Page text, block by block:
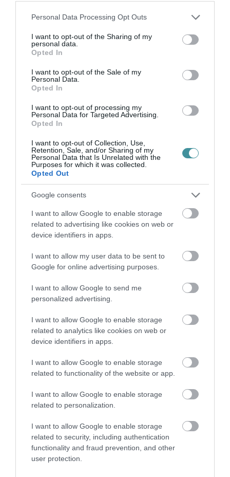
Please note that this website/app uses one or more Google
not limited to your visit or usage behaviour. You may click to
grant or deny consent to Google and its third-party tags to
use your data for below specified purposes in below Google
consent section.
Personal Data Processing Opt Outs
I want to opt-out of the Sharing of my
personal data.
Opted In
I want to opt-out of the Sale of my
Personal Data.
Opted In
I want to opt-out of processing my
Personal Data for Targeted Advertising.
Opted In
I want to opt-out of Collection, Use,
Retention, Sale, and/or Sharing of my
Personal Data that Is Unrelated with the
Purposes for which it was collected.
Opted Out
Google consents
I want to allow Google to enable storage
related to advertising like cookies on web or
device identifiers in apps.
I want to allow my user data to be sent to
Google for online advertising purposes.
I want to allow Google to send me
personalized advertising.
I want to allow Google to enable storage
related to analytics like cookies on web or
device identifiers in apps.
I want to allow Google to enable storage
related to functionality of the website or app.
I want to allow Google to enable storage
related to personalization.
I want to allow Google to enable storage
related to security, including authentication
functionality and fraud prevention, and other
user protection.
ÚJ MAGYAR KÜLÜGYI STRATÉGIA KÉSZÜL,
TELJES SZAKÍTÁS JÖN A...
2026. augusztus 08| Mindenki ügye
2026. augusztus 08
TÖBB MINT EGY HÓNAP IS LEHET, MIRE
2026. augusztus 07|Mindenki ügye
TANULJ NÉMETÜL OTTHONRÓL: A
DIGITÁLIS TANULÁS ELŐNYEI
2026. augusztus 07|Promóció
ÚJRAINDULNAK A KORÁBBAN
LEÁLLÍTOTT SZOLGÁLTATÁSOK AZ EGRI...
INFLÁCIÓ MAGYARORSZÁGON
2026. augusztus 07|Mindenki ügye